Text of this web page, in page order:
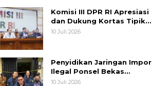
Komisi III DPR RI Apresiasi
dan Dukung Kortas Tipikor
Polri Usut Dugaan Korupsi
10 Juli 2026
Penyidikan Jaringan Impor
Ilegal Ponsel Bekas
Rampung, Tiga Tersangka
10 Juli 2026